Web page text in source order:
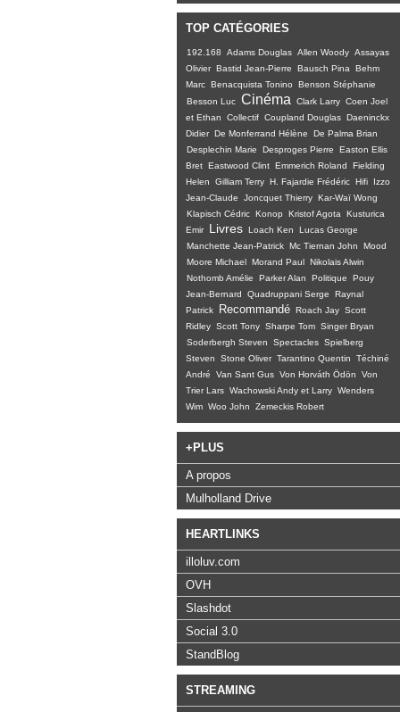
TOP CATÉGORIES
192.168 Adams Douglas Allen Woody Assayas
Olivier Bastid Jean-Pierre Bausch Pina
Behm
Marc Benacquista Tonino
Benson Stéphanie
Besson Luc Cinéma Clark Larry Coen Joel
et Ethan
Collectif Coupland Douglas Daeninckx
Didier De Monferrand Hélène
De Palma Brian
Desplechin Marie
Desproges Pierre
Easton Ellis
Bret Eastwood Clint Emmerich Roland
Fielding
Helen
Gilliam Terry H. Fajardie Frédéric Hifi
Izzo
Jean-Claude
Joncquet Thierry Kar-Waï Wong
Klapisch Cédric Konop Kristof Agota
Kusturica
Emir
Livres Loach Ken
Lucas George
Manchette Jean-Patrick Mc Tiernan John
Mood
Moore Michael Morand Paul Nikolais Alwin
Nothomb Amélie
Parker Alan Politique
Pouy
Jean-Bernard
Quadruppani Serge
Raynal
Patrick
Recommandé Roach Jay Scott
Ridley Scott Tony Sharpe Tom Singer Bryan
Soderbergh Steven
Spectacles Spielberg
Steven
Stone Oliver Tarantino Quentin
Téchiné
André
Van Sant Gus Von Horváth Ödön
Von
Trier Lars Wachowski Andy et Larry Wenders
Wim Woo John Zemeckis Robert
+PLUS
A propos
Mulholland Drive
HEARTLINKS
illoluv.com
OVH
Slashdot
Social 3.0
StandBlog
STREAMING